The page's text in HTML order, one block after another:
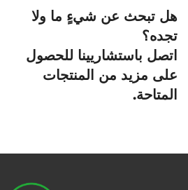
هل تبحث عن شيءٍ ما ولا
تجده؟
اتصل باستشاريينا للحصول
على مزيد من المنتجات
المتاحة.